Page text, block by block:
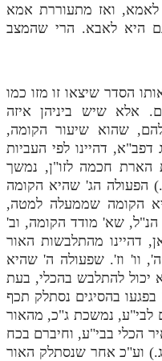
לאמא, ואז מתעוררת אמא
היא לאבא. הרי שהמצב
הסדר שיצאו זו מזו כמו
אלא שיש ביניהן איזה
שהוא שיעור הקומה,
דהיינו לפי העביות
חכמה לזו"ן, נמשך
הפעולה הג' שהיא הקומה
הקומה שממעלה למטה,
שא' מודד הקומה, וב'
דהיינו מהתלבשות האור
וו' וז'. שפעולה ה' שהיא
להתלבש בהכלי, בעת
בהסיגים נסתלק תכף
לבי"ע, נמשכת ג"כ, מהאור
הכלי בבי"ע, וחיברם בכח
וע"כ אחר שנסתלק האור